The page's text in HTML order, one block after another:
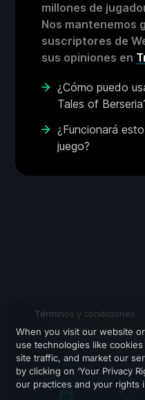
millones de
Nos mantenemos
suscriptores de
sus opiniones en
¿Cómo puedo
Tales of
¿Funcionará
juego?
Términos y condiciones
When you visit our website
use technologies like
site traffic, and market our
by clicking on ‘Your Privacy
our practices and your rights